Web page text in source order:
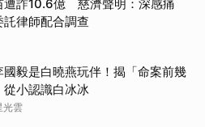
遭詐10.6億 慈濟聲明：深感痛
託律師配合調查
國毅是白曉燕玩伴！揭「命案前幾
從小認識白冰冰
光雲